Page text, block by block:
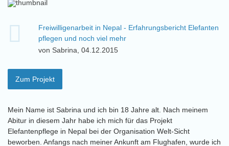
Freiwilligenarbeit in Nepal - Erfahrungsbericht Elefanten
pflegen und noch viel mehr
von Sabrina, 04.12.2015
Zum Projekt
Mein Name ist Sabrina und ich bin 18 Jahre alt. Nach meinem
Abitur in diesem Jahr habe ich mich für das Projekt
Elefantenpflege in Nepal bei der Organisation Welt-Sicht
beworben. Anfangs nach meiner Ankunft am Flughafen, wurde ich